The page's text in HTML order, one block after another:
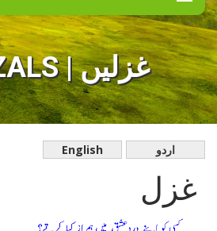
GHAZALS | غزلیں
English اردو
غزل